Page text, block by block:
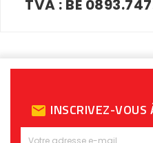
TVA : BE
 INSCRIVEZ-